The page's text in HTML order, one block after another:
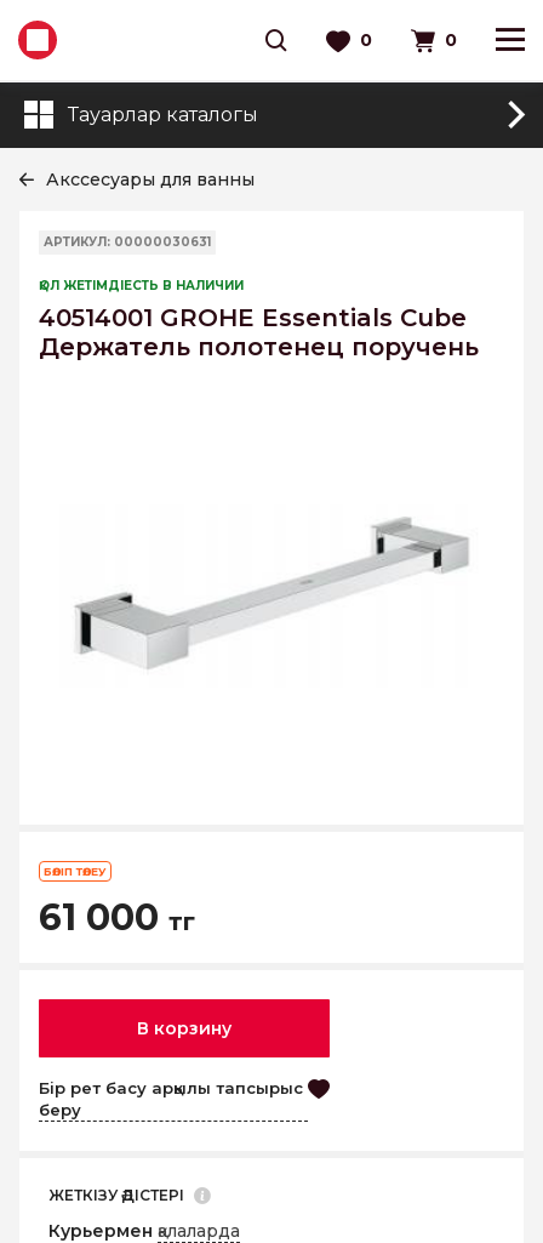
0 0
Тауарлар каталогы
Акссесуары для ванны
АРТИКУЛ: 00000030631
ҚОЛ ЖЕТІМДІЕСТЬ В НАЛИЧИИ
40514001 GROHE Essentials Cube
Держатель полотенец поручень
БӨЛІП ТӨЛЕУ
61 000 тг
В корзину
Бір рет басу арқылы тапсырыс
беру
ЖЕТКІЗУ ӘДІСТЕРІ
Курьермен қалаларда